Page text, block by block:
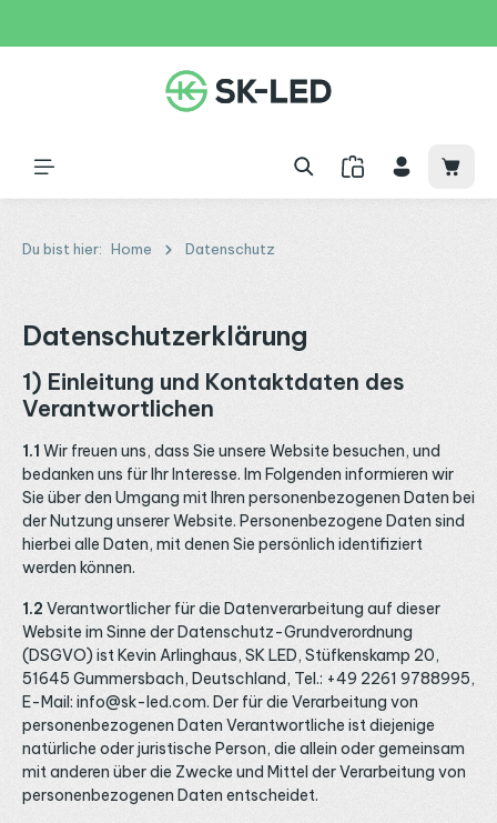
Du bist hier: Home Datenschutz
Datenschutzerklärung
1) Einleitung und Kontaktdaten des
Verantwortlichen
1.1 Wir freuen uns, dass Sie unsere Website besuchen, und
bedanken uns für Ihr Interesse. Im Folgenden informieren wir
Sie über den Umgang mit Ihren personenbezogenen Daten bei
der Nutzung unserer Website. Personenbezogene Daten sind
hierbei alle Daten, mit denen Sie persönlich identifiziert
werden können.
1.2 Verantwortlicher für die Datenverarbeitung auf dieser
Website im Sinne der Datenschutz-Grundverordnung
(DSGVO) ist Kevin Arlinghaus, SK LED, Stüfkenskamp 20,
51645 Gummersbach, Deutschland, Tel.: +49 2261 9788995,
E-Mail: info@sk-led.com. Der für die Verarbeitung von
personenbezogenen Daten Verantwortliche ist diejenige
natürliche oder juristische Person, die allein oder gemeinsam
mit anderen über die Zwecke und Mittel der Verarbeitung von
personenbezogenen Daten entscheidet.